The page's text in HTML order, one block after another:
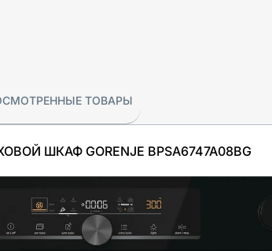
ТОВАРЫ
ШКАФ GORENJE BPSA6747A08BG